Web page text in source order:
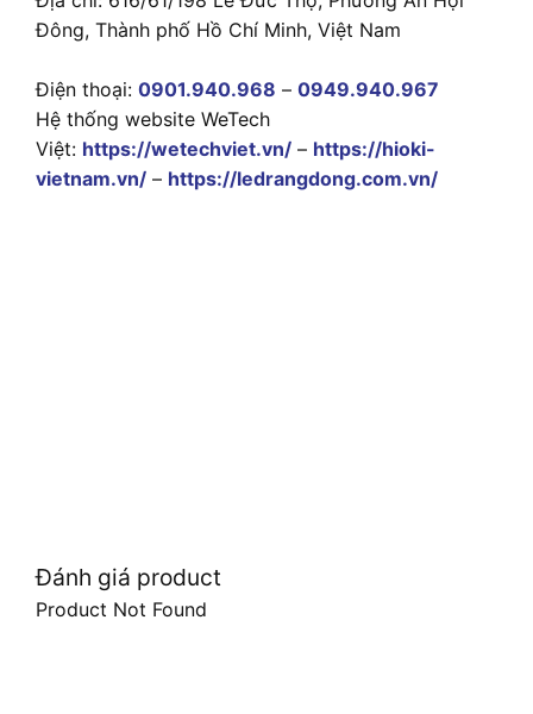
Đông, Thành phố Hồ Chí Minh, Việt Nam
Điện thoại: 0901.940.968 – 0949.940.967
Hệ thống website WeTech
Việt: https://wetechviet.vn/ – https://hioki-
vietnam.vn/ – https://ledrangdong.com.vn/
Đánh giá product
Product Not Found